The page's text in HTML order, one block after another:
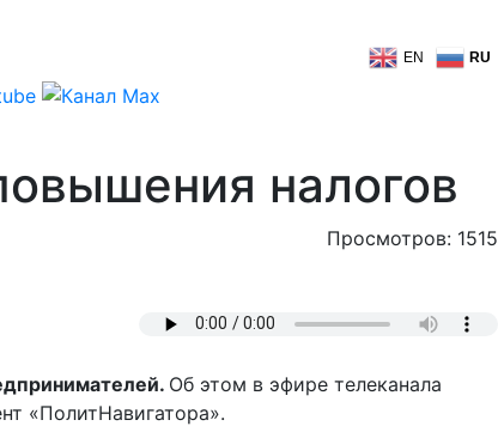
EN RU
налогов
Просмотров: 1515
Об этом в эфире телеканала
«ПолитНавигатора».